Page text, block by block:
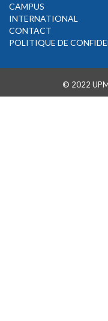
CAMPUS
INTERNATIONAL
CONTACT
POLITIQUE DE
© 2022 UPM